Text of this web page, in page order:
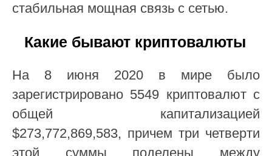
стабильная мощная связь с сетью.
Какие бывают криптовалюты
На 8 июня 2020 в мире было
зарегистрировано 5549 криптовалют с
общей капитализацией
$273,772,869,583, причем три четверти
этой суммы поделены между